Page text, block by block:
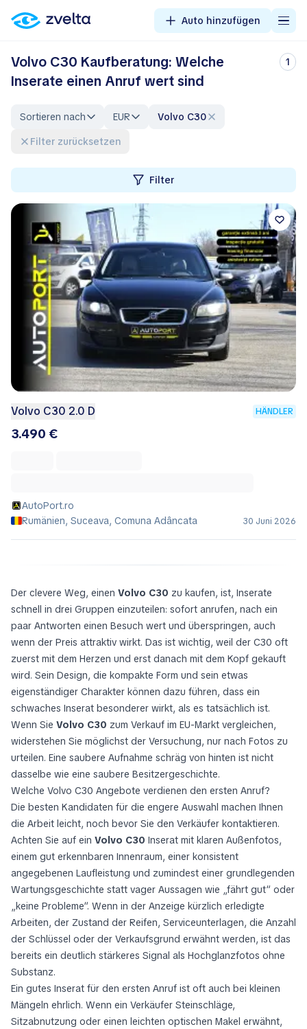
Auto hinzufügen
Volvo C30 Kaufberatung: Welche
Inserate einen Anruf wert sind
1
Sortieren nach EUR
Volvo C30
Filter zurücksetzen
Filter
Volvo C30 2.0 D HÄNDLER
3.490 €
AutoPort.ro
Rumänien, Suceava, Comuna Adâncata
30 Juni 2026
Der clevere Weg, einen Volvo C30 zu kaufen, ist, Inserate
schnell in drei Gruppen einzuteilen: sofort anrufen, nach ein
paar Antworten einen Besuch wert und überspringen, auch
wenn der Preis attraktiv wirkt. Das ist wichtig, weil der C30 oft
zuerst mit dem Herzen und erst danach mit dem Kopf gekauft
wird. Sein Design, die kompakte Form und sein etwas
eigenständiger Charakter können dazu führen, dass ein
schwaches Inserat besonderer wirkt, als es tatsächlich ist.
Wenn Sie Volvo C30 zum Verkauf im EU-Markt vergleichen,
widerstehen Sie möglichst der Versuchung, nur nach Fotos zu
urteilen. Eine saubere Aufnahme schräg von hinten ist nicht
dasselbe wie eine saubere Besitzergeschichte.
Welche Volvo C30 Angebote verdienen den ersten Anruf?
Die besten Kandidaten für die engere Auswahl machen Ihnen
die Arbeit leicht, noch bevor Sie den Verkäufer kontaktieren.
Achten Sie auf ein Volvo C30 Inserat mit klaren Außenfotos,
einem gut erkennbaren Innenraum, einer konsistent
angegebenen Laufleistung und zumindest einer grundlegenden
Wartungsgeschichte statt vager Aussagen wie „fährt gut“ oder
„keine Probleme“. Wenn in der Anzeige kürzlich erledigte
Arbeiten, der Zustand der Reifen, Serviceunterlagen, die Anzahl
der Schlüssel oder der Verkaufsgrund erwähnt werden, ist das
bereits ein deutlich stärkeres Signal als Hochglanzfotos ohne
Substanz.
Ein gutes Inserat für den ersten Anruf ist oft auch bei kleinen
Mängeln ehrlich. Wenn ein Verkäufer Steinschläge,
Sitzabnutzung oder einen leichten optischen Makel erwähnt,